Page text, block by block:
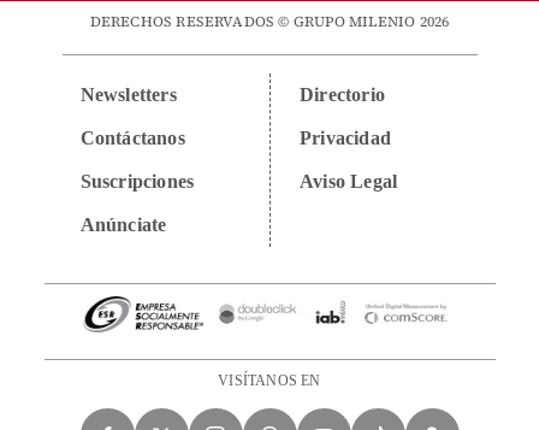
DERECHOS RESERVADOS © GRUPO MILENIO 2026
Newsletters
Contáctanos
Suscripciones
Anúnciate
Directorio
Privacidad
Aviso Legal
VISÍTANOS EN